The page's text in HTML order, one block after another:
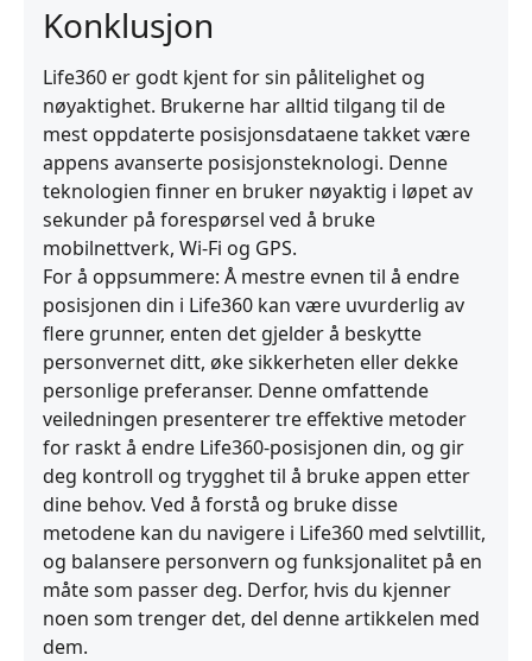
Konklusjon
Life360 er godt kjent for sin pålitelighet og
nøyaktighet. Brukerne har alltid tilgang til de
mest oppdaterte posisjonsdataene takket være
appens avanserte posisjonsteknologi. Denne
teknologien finner en bruker nøyaktig i løpet av
sekunder på forespørsel ved å bruke
mobilnettverk, Wi‑Fi og GPS.
For å oppsummere: Å mestre evnen til å endre
posisjonen din i Life360 kan være uvurderlig av
flere grunner, enten det gjelder å beskytte
personvernet ditt, øke sikkerheten eller dekke
personlige preferanser. Denne omfattende
veiledningen presenterer tre effektive metoder
for raskt å endre Life360‑posisjonen din, og gir
deg kontroll og trygghet til å bruke appen etter
dine behov. Ved å forstå og bruke disse
metodene kan du navigere i Life360 med selvtillit,
og balansere personvern og funksjonalitet på en
måte som passer deg. Derfor, hvis du kjenner
noen som trenger det, del denne artikkelen med
dem.